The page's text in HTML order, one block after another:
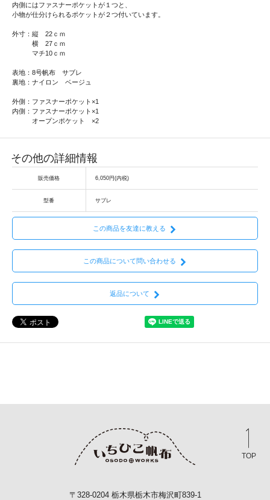
内側にはファスナーポケットが１つと、
小物が仕分けられるポケットが２つ付いています。
外寸：縦 22ｃｍ
横 27ｃｍ
マチ10ｃｍ
表地：8号帆布 サブレ
裏地：ナイロン ベージュ
外側：ファスナーポケット×1
内側：ファスナーポケット×1
オープンポケット ×2
その他の詳細情報
販売価格 6,050円(内税)
型番 サブレ
この商品を友達に教える
この商品について問い合わせる
返品について
TOP
〒328-0204 栃木県栃木市梅沢町839-1